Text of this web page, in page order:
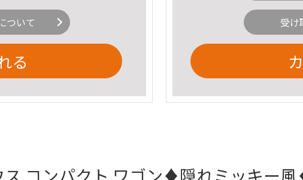
ついて
る
受け
コンパクト ワゴン♦️隠れミッキー